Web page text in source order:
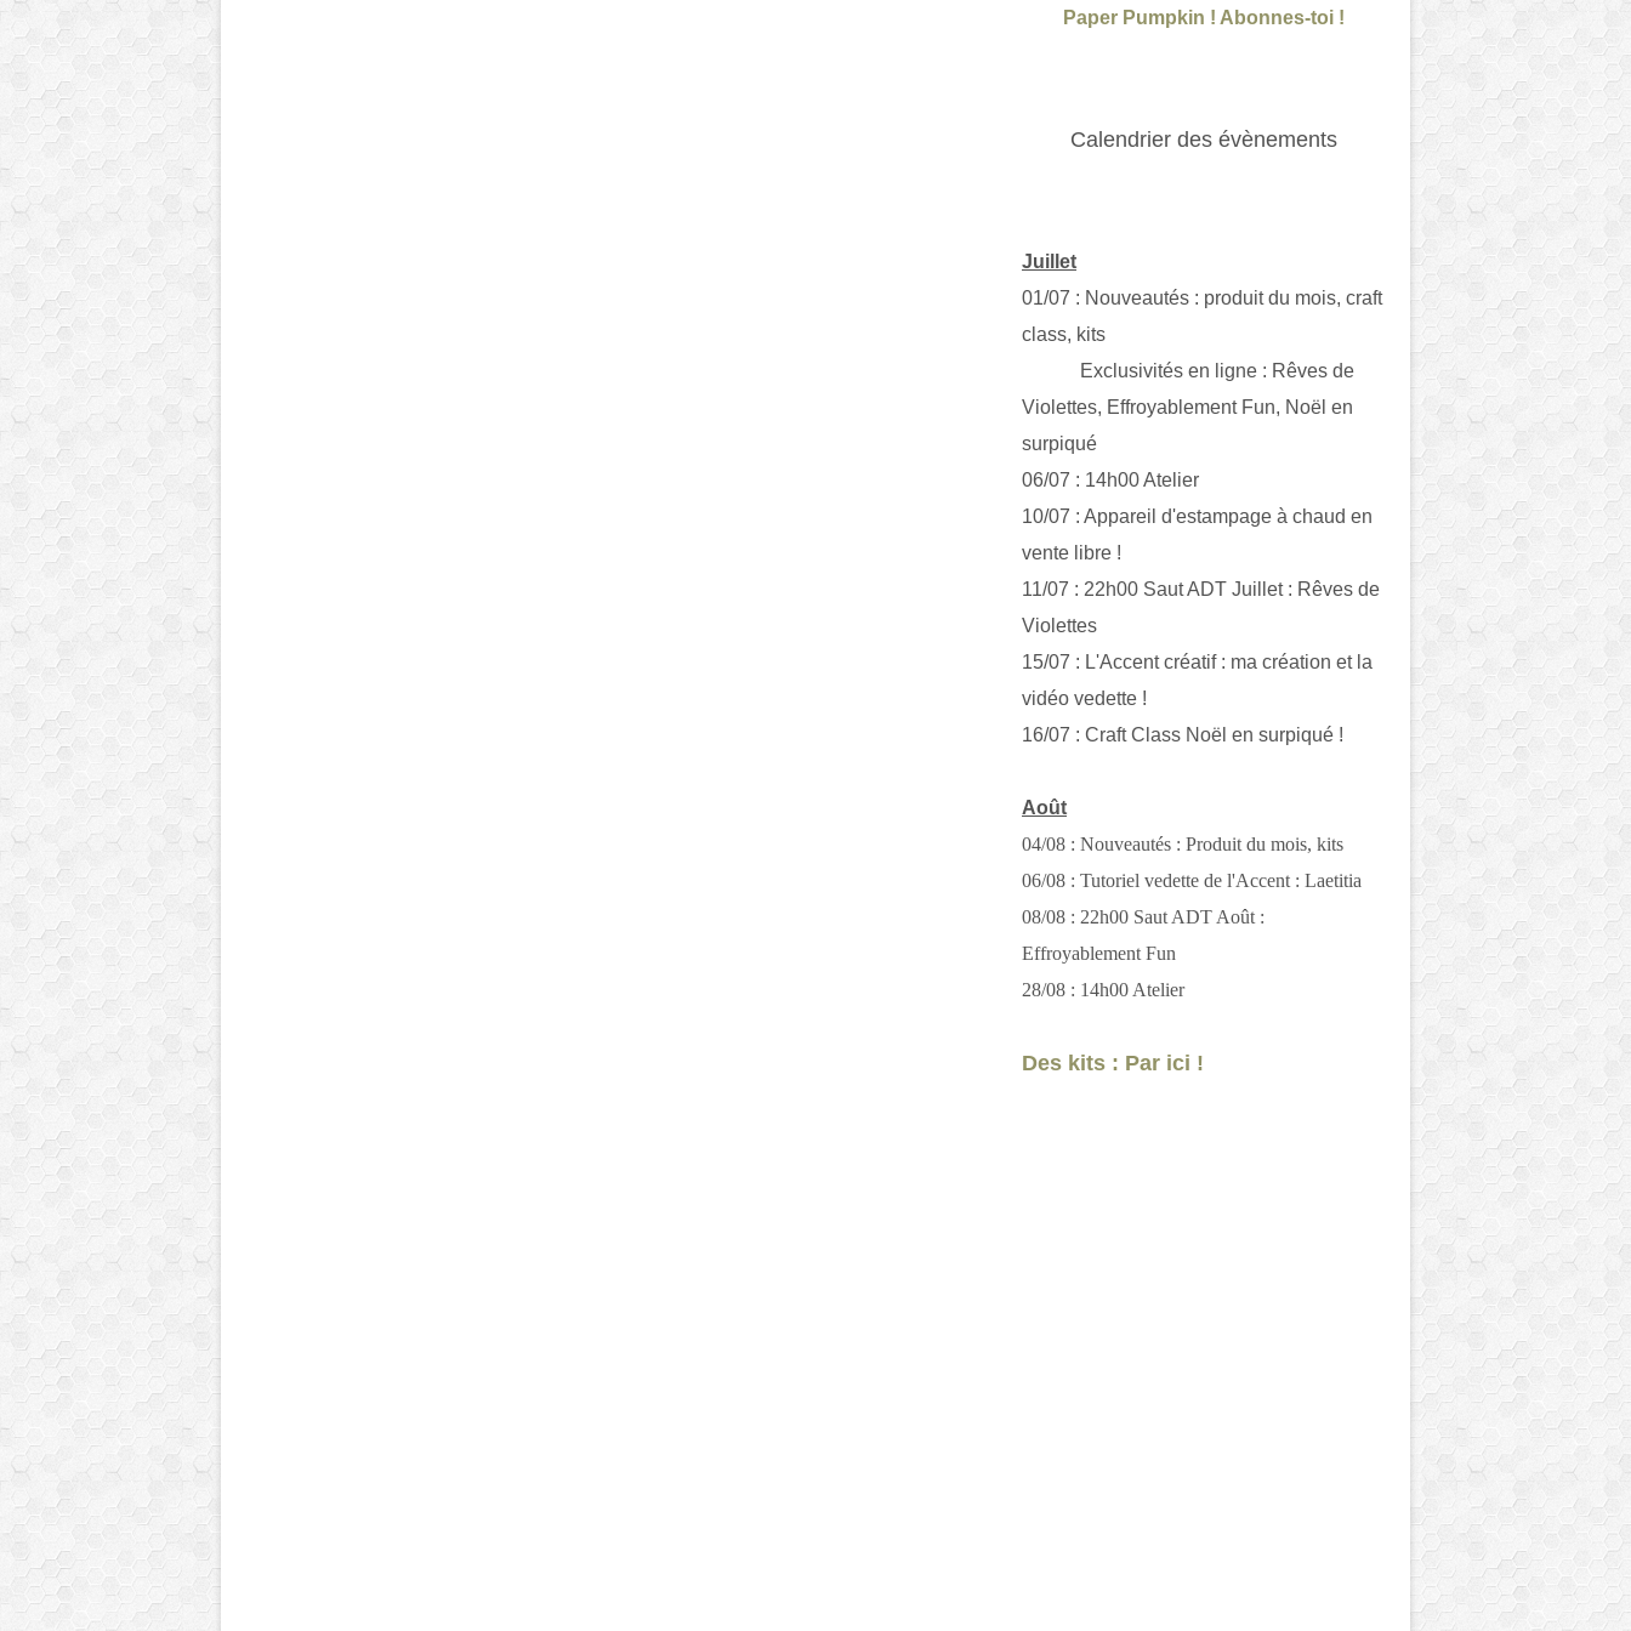
Paper Pumpkin ! Abonnes-toi !
Calendrier des évènements
Juillet
01/07 : Nouveautés : produit du mois, craft
class, kits
Exclusivités en ligne : Rêves de
Violettes, Effroyablement Fun, Noël en
surpiqué
06/07 : 14h00 Atelier
10/07 : Appareil d'estampage à chaud en
vente libre !
11/07 : 22h00 Saut ADT Juillet : Rêves de
Violettes
15/07 : L'Accent créatif : ma création et la
vidéo vedette !
16/07 : Craft Class Noël en surpiqué !
Août
04/08 : Nouveautés : Produit du mois, kits
06/08 : Tutoriel vedette de l'Accent : Laetitia
08/08 : 22h00 Saut ADT Août :
Effroyablement Fun
28/08 : 14h00 Atelier
Des kits : Par ici !